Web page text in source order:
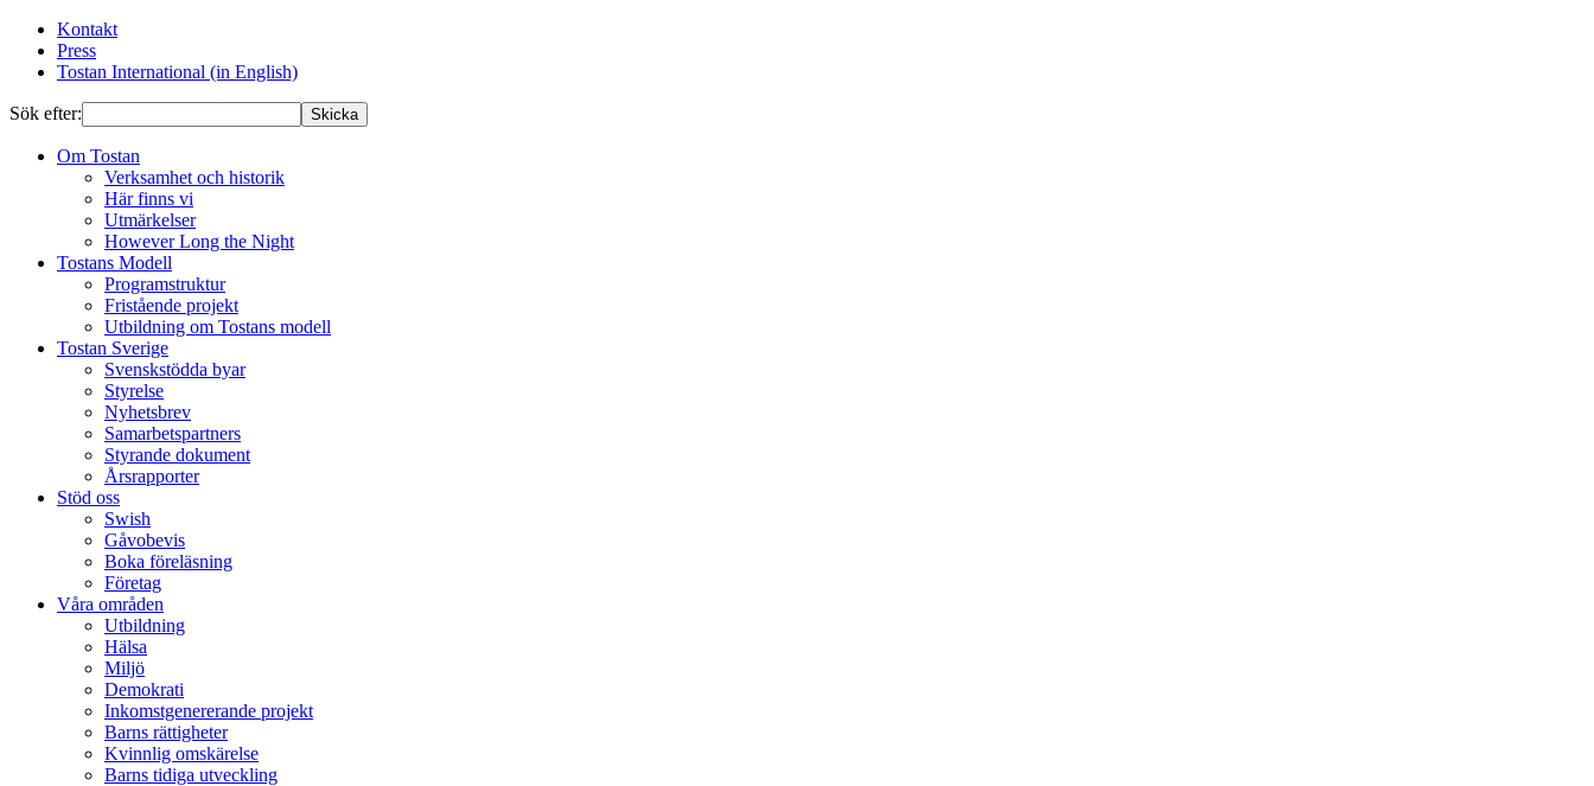
Kontakt
Press
Tostan International (in English)
Sök efter: Skicka
Om Tostan
Verksamhet och historik
Här finns vi
Utmärkelser
However Long the Night
Tostans Modell
Programstruktur
Fristående projekt
Utbildning om Tostans modell
Tostan Sverige
Svenskstödda byar
Styrelse
Nyhetsbrev
Samarbetspartners
Styrande dokument
Årsrapporter
Stöd oss
Swish
Gåvobevis
Boka föreläsning
Företag
Våra områden
Utbildning
Hälsa
Miljö
Demokrati
Inkomstgenererande projekt
Barns rättigheter
Kvinnlig omskärelse
Barns tidiga utveckling